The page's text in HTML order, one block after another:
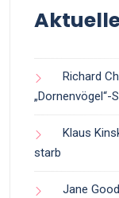
Richard
„Dornenvögel“-
Klaus
starb
Jane